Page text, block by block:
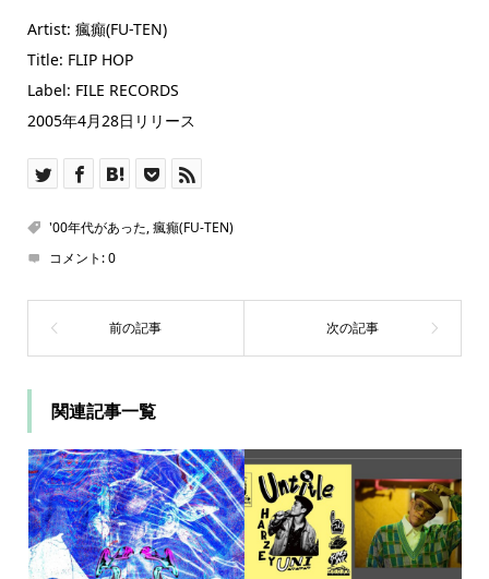
Artist: 瘋癲(FU-TEN)
Title: FLIP HOP
Label: FILE RECORDS
2005年4月28日リリース
'00年代があった,瘋癲(FU-TEN)
コメント:0
関連記事一覧